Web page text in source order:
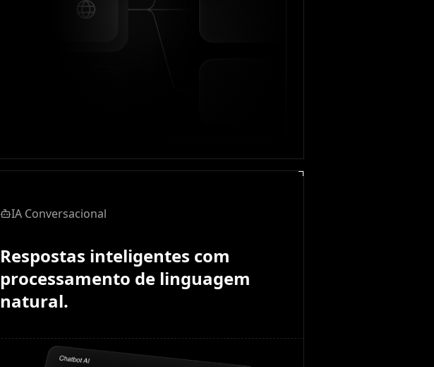
IA Conversacional
Respostas inteligentes com
processamento de linguagem
natural.